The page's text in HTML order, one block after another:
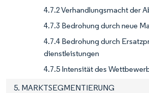
4.7.2 Verhandlungsmacht der
4.7.3 Bedrohung durch neue
4.7.4 Bedrohung durch
dienstleistungen
4.7.5 Intensität des
5. MARKTSEGMENTIERUNG